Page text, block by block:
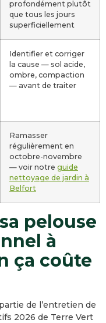
profondément plutôt
que tous les jours
superficiellement
Identifier et corriger
la cause — sol acide,
ombre, compaction
— avant de traiter
Ramasser
régulièrement en
octobre-novembre
— voir notre guide
nettoyage de jardin à
Belfort
pelouse
à
ça coûte
de l’entretien de
2026 de Terre Vert